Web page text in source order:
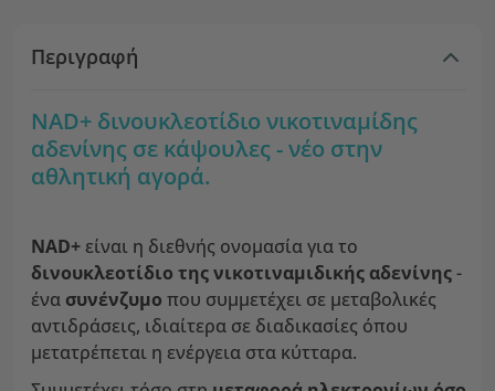
Περιγραφή
NAD+ δινουκλεοτίδιο νικοτιναμίδης
αδενίνης σε κάψουλες - νέο στην
αθλητική αγορά.
NAD+ είναι η διεθνής ονομασία για το
δινουκλεοτίδιο της νικοτιναμιδικής αδενίνης-
ένα συνένζυμο που συμμετέχει σε μεταβολικές
αντιδράσεις, ιδιαίτερα σε διαδικασίες όπου
μετατρέπεται η ενέργεια στα κύτταρα.